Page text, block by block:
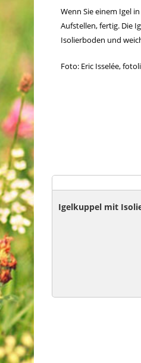
Wenn Sie einem Igel
Aufstellen, fertig. Die
Isolierboden und
Foto: Eric Isselée,
Igelkuppel mit